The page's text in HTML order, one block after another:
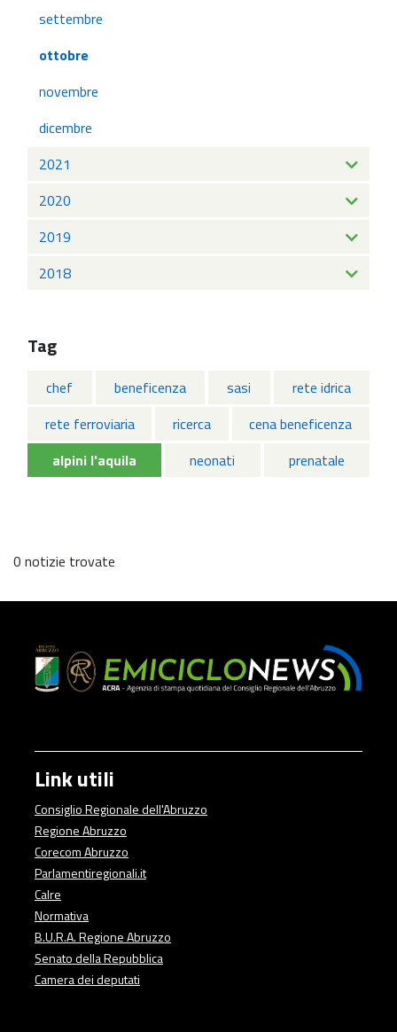
settembre
ottobre
novembre
dicembre
2021
2020
2019
2018
Tag
chef beneficenza sasi
rete idrica
rete ferroviaria
ricerca
cena beneficenza
alpini l'aquila
neonati prenatale
0 notizie trovate
Link utili
Consiglio Regionale dell'Abruzzo
Regione Abruzzo
Corecom Abruzzo
Parlamentiregionali.it
Calre
Normativa
B.U.R.A. Regione Abruzzo
Senato della Repubblica
Camera dei deputati